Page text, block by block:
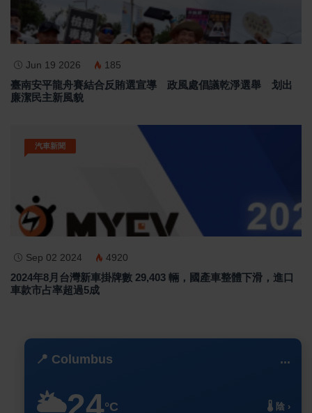
Jun 19 2026 185
臺南安平龍舟賽結合反賄選宣導 政風處倡議乾淨選舉 划出
廉潔民主新風貌
汽車新聞
Sep 02 2024 4920
2024年8月台灣新車掛牌數 29,403 輛，國產車整體下滑，進口
車款市占率超過5成
📍 Columbus ...
🌥️ °C 🌡️ 陰 ›